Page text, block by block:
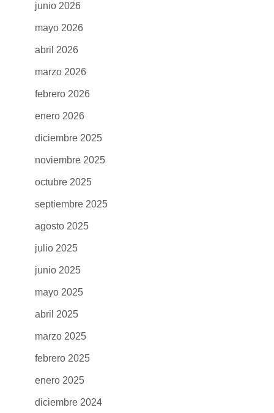
junio 2026
mayo 2026
abril 2026
marzo 2026
febrero 2026
enero 2026
diciembre 2025
noviembre 2025
octubre 2025
septiembre 2025
agosto 2025
julio 2025
junio 2025
mayo 2025
abril 2025
marzo 2025
febrero 2025
enero 2025
diciembre 2024